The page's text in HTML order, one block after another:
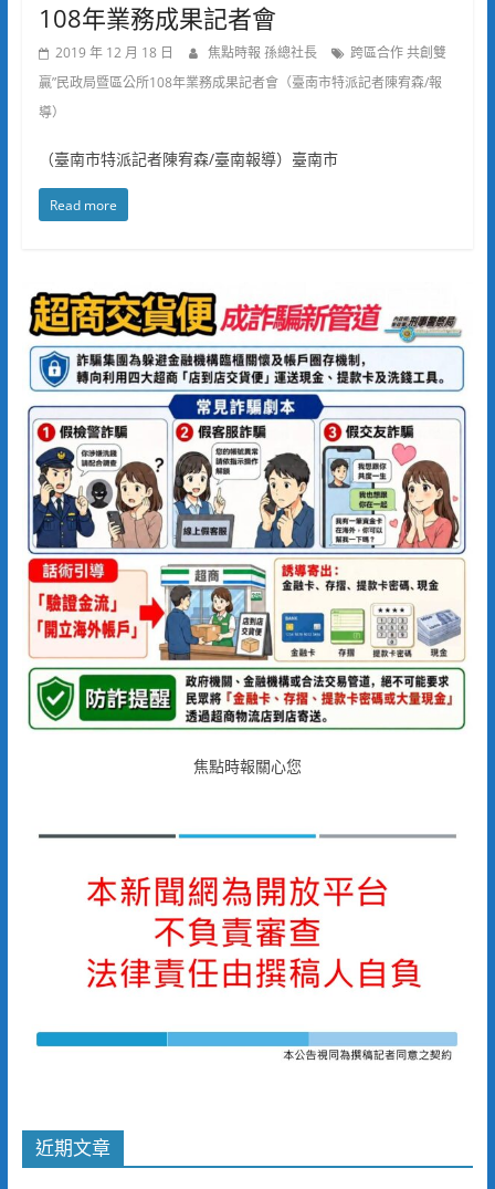
108年業務成果記者會
2019 年 12 月 18 日 焦點時報 孫總社長
跨區合作 共創雙
贏”民政局暨區公所108年業務成果記者會（臺南市特派記者陳宥森/報
導）
（臺南市特派記者陳宥森/臺南報導）臺南市
Read more
焦點時報關心您
近期文章